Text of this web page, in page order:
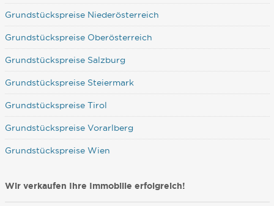
Grundstückspreise Niederösterreich
Grundstückspreise Oberösterreich
Grundstückspreise Salzburg
Grundstückspreise Steiermark
Grundstückspreise Tirol
Grundstückspreise Vorarlberg
Grundstückspreise Wien
Wir verkaufen Ihre Immobilie erfolgreich!